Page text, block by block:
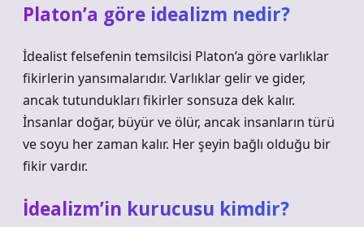
Platon’a göre idealizm nedir?
İdealist felsefenin temsilcisi Platon’a göre varlıklar
fikirlerin yansımalarıdır. Varlıklar gelir ve gider,
ancak tutundukları fikirler sonsuza dek kalır.
İnsanlar doğar, büyür ve ölür, ancak insanların türü
ve soyu her zaman kalır. Her şeyin bağlı olduğu bir
fikir vardır.
İdealizm’in kurucusu kimdir?